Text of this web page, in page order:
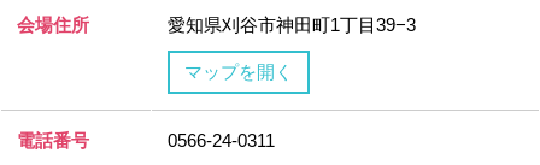
会場住所 愛知県刈谷市神田町1丁目39−3
マップを開く
電話番号 0566-24-0311